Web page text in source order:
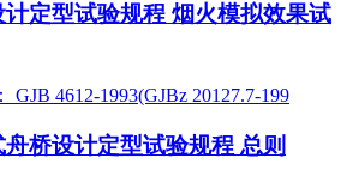
定型试验规程 烟火模拟效果试
GJB 4612-1993(GJBz 20127.7-199
舟桥设计定型试验规程 总则